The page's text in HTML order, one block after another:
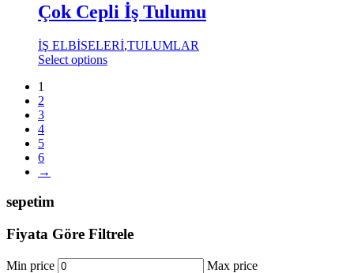
Çok Cepli İş Tulumu
İŞ ELBİSELERİ,TULUMLAR
Select options
1
2
3
4
5
6
→
sepetim
Fiyata Göre Filtrele
Min price Max price